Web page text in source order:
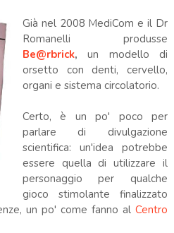
Già nel 2008 MediCom e il Dr
Romanelli produsse
Be@rbrick, un modello di
orsetto con denti, cervello,
organi e sistema circolatorio.
Certo, è un po' poco per
parlare di divulgazione
scientifica: un'idea potrebbe
essere quella di utilizzare il
personaggio per qualche
gioco stimolante finalizzato
un po' come fanno alCentro